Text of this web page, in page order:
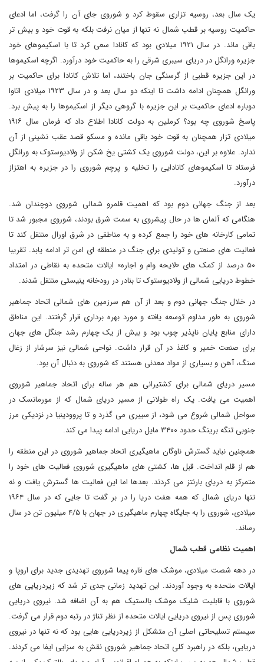
یک سال بعد، روسیه تزاری سقوط کرد و شوروی جای آن را گرفت، اما ادعای
حاکمیت روسیه بر قطب شمال نه تنها از میان نرفت بلکه به قوت خود و بیش تر
باقی ماند. در سال ۱۹۲۱ میلادی بود که کانادا سعی کرد تا با اسکیموهای خود
جزیره ورانگل در دریای سیبری شرقی را به حاکمیت خود درآورد. اگرچه اسکیموها
در این جزیره قطبی از گرسنگی جان باختند، اما تلاش کانادا برای حاکمیت بر
ورانگل همچنان ادامه داشت تا اینکه دو سال بعد و در سال ۱۹۲۳ میلادی اتاوا
دوباره ادعای حاکمیت بر این جزیره با گروهی دیگر از اسکیموها را به پیش برد.
پاسخ شوروی چه بود؟‌ کرملین به دولت کانادا اطلاع داد که فرمان سال ۱۹۱۶
میلادی تزار همچنان به قوت خود باقی مانده و مسکو قصد عقب نشینی از آن
ندارد. علاوه بر این، دولت شوروی یک کشتی یخ شکن از ولادیوستوک به ورانگل
فرستاد تا اسکیموهای کانادایی را تخلیه و پرچم شوروی را در جزیره به اهتزاز
درآورد.
بعد از جنگ جهانی دوم بود که اهمیت قلمرو شمالی شوروی دوچندان شد.
هنگامی که آلمان ها در حال پیشروی به سمت شرق بودند، شوروی مجبور شد تا
تمامی کارخانه های خود را جمع کرده و به مناطقی در شرق اورال منتقل کند تا
فعالیت های صنعتی و تولیدی برای جنگ در منطقه ای امن تر ادامه یابد. تقریبا
۵۰ درصد از کمک های «لایحه وام و اجاره» ایالات متحده به نقاطی در امتداد
خطوط دریایی شمالی از ولادیوستوک تا بنادر در رودخانه ینیسئی منتقل شدند.
در خلال جنگ جهانی دوم و بعد از آن هم سرزمین های شمالی اتحاد جماهیر
شوروی به طور مداوم توسعه یافته و مورد بهره برداری قرار گرفتند. این مناطق
دارای منابع پایان ناپذیر چوب بود و بیش از یک چهارم رشد جنگل های جهان
برای صنعت خمیر و کاغذ در آن قرار داشت. نواحی شمالی نیز سرشار از زغال
سنگ، آهن و بسیاری از مواد معدنی هستند که شوروی به دنبال آن بود.
مسیر دریای شمالی برای کشتیرانی هم هر ساله برای اتحاد جماهیر شوروی
اهمیت می یافت. یک راه طولانی از مسیر دریای شمال که از مورمانسک در
سواحل شمالی شروع می شود، از سیبری می گذرد و تا پروودینیا در نزدیکی مرز
جنوبی تنگه برینگ حدود ۳۴۰۰ مایل دریایی ادامه پیدا می کند.
همچنین نباید گسترش ناوگان ماهیگیری اتحاد جماهیر شوروی در این منطقه را
هم از قلم انداخت. قبل ها، کشتی های ماهیگیری شوروی فعالیت های خود را
متمرکز به دریای بارنتز می کردند. بعدها اما این فعالیت ها گسترش یافت و نه
تنها دریای شمال که همه هفت دریا را در بر گفت تا جایی که در سال ۱۹۶۴
میلادی، شوروی را به جایگاه چهارم ماهیگیری در جهان با ۴/۵ میلیون تن در سال
رساند.
اهمیت نظامی قطب شمال
در دهه شصت میلادی، موشک های قاره پیما شوروی تهدیدی جدید برای اروپا و
ایالات متحده به وجود آوردند. این تهدید زمانی جدی تر شد که زیردریایی های
شوروی با قابلیت شلیک موشک بالستیک هم به آن اضافه شد. نیروی دریایی
شوروی پس از نیروی دریایی ایالات متحده از نظر تناژ در رتبه دوم قرار می گرفت.
سیستم تسلیحاتی اصلی آن متشکل از زیردریایی هایی بود که نه تنها در نیروی
دریایی، بلکه در راهبرد کلی اتحاد جماهیر شوروی نقش به سزایی ایفا می کردند.